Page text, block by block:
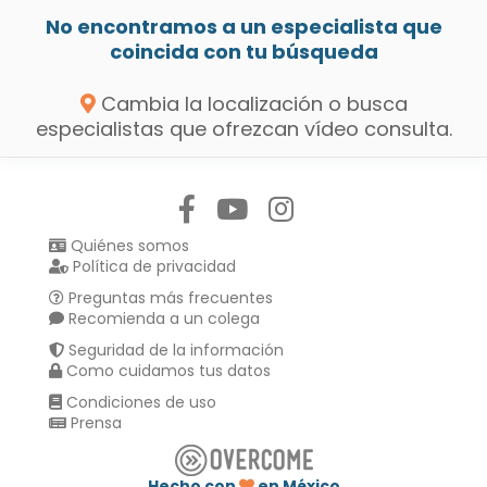
No encontramos a un especialista que
coincida con tu búsqueda
Cambia la localización o busca
especialistas que ofrezcan vídeo consulta.
Quiénes somos
Política de privacidad
Preguntas más frecuentes
Recomienda a un colega
Seguridad de la información
Como cuidamos tus datos
Condiciones de uso
Prensa